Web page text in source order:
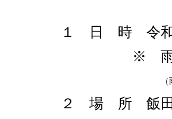
１ 日 時 令和
※ 雨天延期
（雨天延期、中止の
２ 場 所 飯田